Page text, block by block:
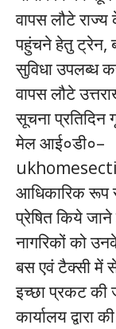
वापस लौटे
पहुंचने हेतु ट्रेन,
सुविधा उपलब्ध
वापस लौटे
सूचना प्रतिदिन
मेल आई०डी०–
आधिकारिक रूप
प्रेषित किये
नागरिकों को
बस एवं टैक्सी में
इच्छा प्रकट की
कार्यालय द्वारा